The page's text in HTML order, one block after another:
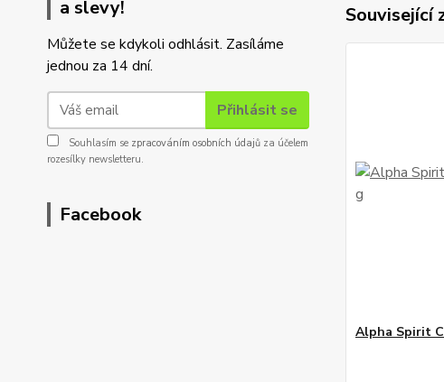
a slevy!
Můžete se kdykoli odhlásit. Zasíláme
jednou za 14 dní.
Přihlásit se
Souhlasím se zpracováním osobních údajů za účelem
rozesílky newsletteru.
Facebook
Související
Alpha Spirit